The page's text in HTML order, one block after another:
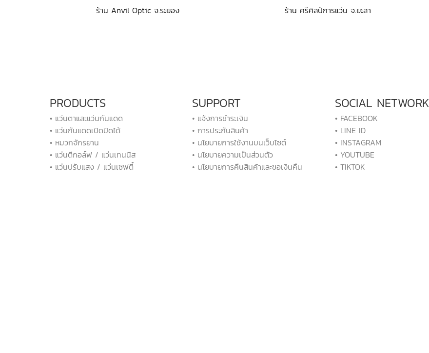
ร้าน Anvil Optic จ.ระยอง ร้าน ศรีศิลป์การแว่น จ.ยะลา
PRODUCTS
• แว่นตาและแว่นกันแดด
• แว่นกันแดดเปิดปิดได้
• หมวกจักรยาน
• แว่นตีกอล์ฟ / แว่นเทนนิส
• แว่นปรับแสง / แว่นเซฟตี้
SUPPORT
• แจ้งการชำระเงิน
• การประกันสินค้า
• นโยบายการใช้งานบนเว็บไซต์
• นโยบายความเป็นส่วนตัว
• นโยบายการคืนสินค้าและขอเงินคืน
SOCIAL NETWORK
• FACEBOOK
• LINE ID
• INSTAGRAM
• YOUTUBE
• TIKTOK